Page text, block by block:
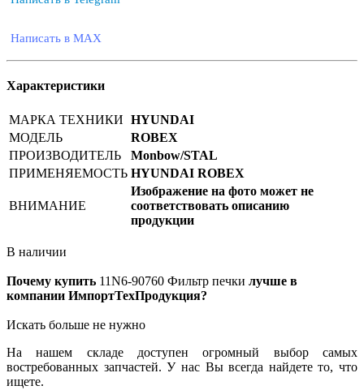
Написать в MAX
Характеристики
МАРКА ТЕХНИКИ HYUNDAI
МОДЕЛЬ
ROBEX
ПРОИЗВОДИТЕЛЬ
Monbow/STAL
ПРИМЕНЯЕМОСТЬ HYUNDAI ROBEX
ВНИМАНИЕ
Изображение на фото может не
соответствовать описанию
продукции
В наличии
Почему купить 11N6-90760 Фильтр печки лучше в
компании ИмпортТехПродукция?
Искать больше не нужно
На нашем складе доступен огромный выбор самых
востребованных запчастей. У нас Вы всегда найдете то, что
ищете.